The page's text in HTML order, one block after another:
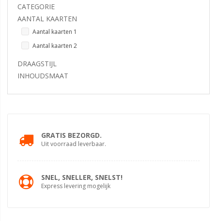
CATEGORIE
AANTAL KAARTEN
Aantal kaarten 1
Aantal kaarten 2
DRAAGSTIJL
INHOUDSMAAT
GRATIS BEZORGD.
Uit voorraad leverbaar.
SNEL, SNELLER, SNELST!
Express levering mogelijk